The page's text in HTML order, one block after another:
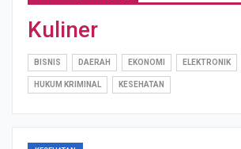
Kuliner
BISNIS DAERAH EKONOMI ELEKTRONIK
HUKUM KRIMINAL KESEHATAN